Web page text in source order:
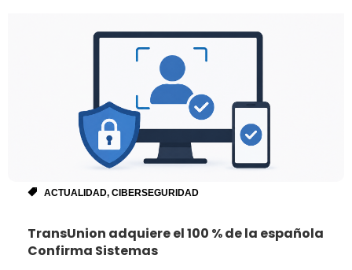
ACTUALIDAD, CIBERSEGURIDAD
TransUnion adquiere el 100 % de la española
Confirma Sistemas